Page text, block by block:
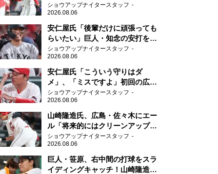
来て勉強はない」
ショウアップナイタースタッフ
2026.08.06
安仁屋氏「後輩だけに頑張っても
らいたい」巨人・知念の安打を喜
ぶ
ショウアップナイタースタッフ
2026.08.06
安仁屋氏「こういう守りはダ
メ」、「ミスですよ」初回の広島
の守備に苦言
ショウアップナイタースタッフ
2026.08.06
山崎隆造氏、広島・佐々木にエー
ル「将来的にはクリーンアップを
任せられるくらいまでは成長し
て」
ショウアップナイタースタッフ
2026.08.06
巨人・笹原、右中間の打球をスラ
イディングキャッチ！山崎隆造氏